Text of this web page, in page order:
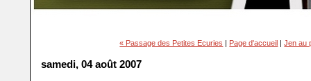
« Passage des Petites Ecuries | Page d'accueil |Jen au
samedi, 04 août 2007